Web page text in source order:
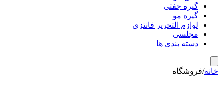
گیره جفتی
گیره مو
لوازم التحریر فانتزی
مجلسی
دسته بندی ها
خانه/فروشگاه